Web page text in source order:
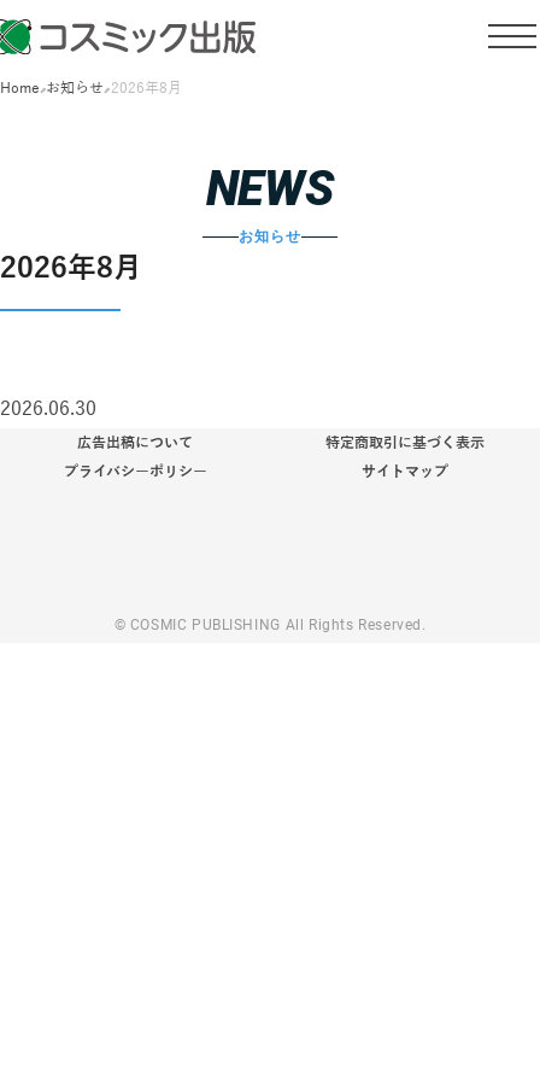
Home お知らせ 2026年8月
NEWS
お知らせ
2026年8月
2026.06.30
広告出稿について
特定商取引に基づく表示
プライバシーポリシー
サイトマップ
© COSMIC PUBLISHING All Rights Reserved.